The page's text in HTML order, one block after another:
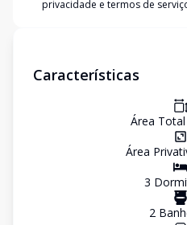
privacidade e termos de
Características
Área Total
Área
3
2